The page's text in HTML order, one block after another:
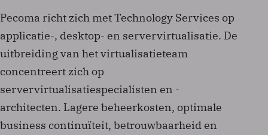
Pecoma richt zich met Technology Services op
applicatie-, desktop- en servervirtualisatie. De
uitbreiding van het virtualisatieteam
concentreert zich op
servervirtualisatiespecialisten en -
architecten. Lagere beheerkosten, optimale
business continuïteit, betrouwbaarheid en